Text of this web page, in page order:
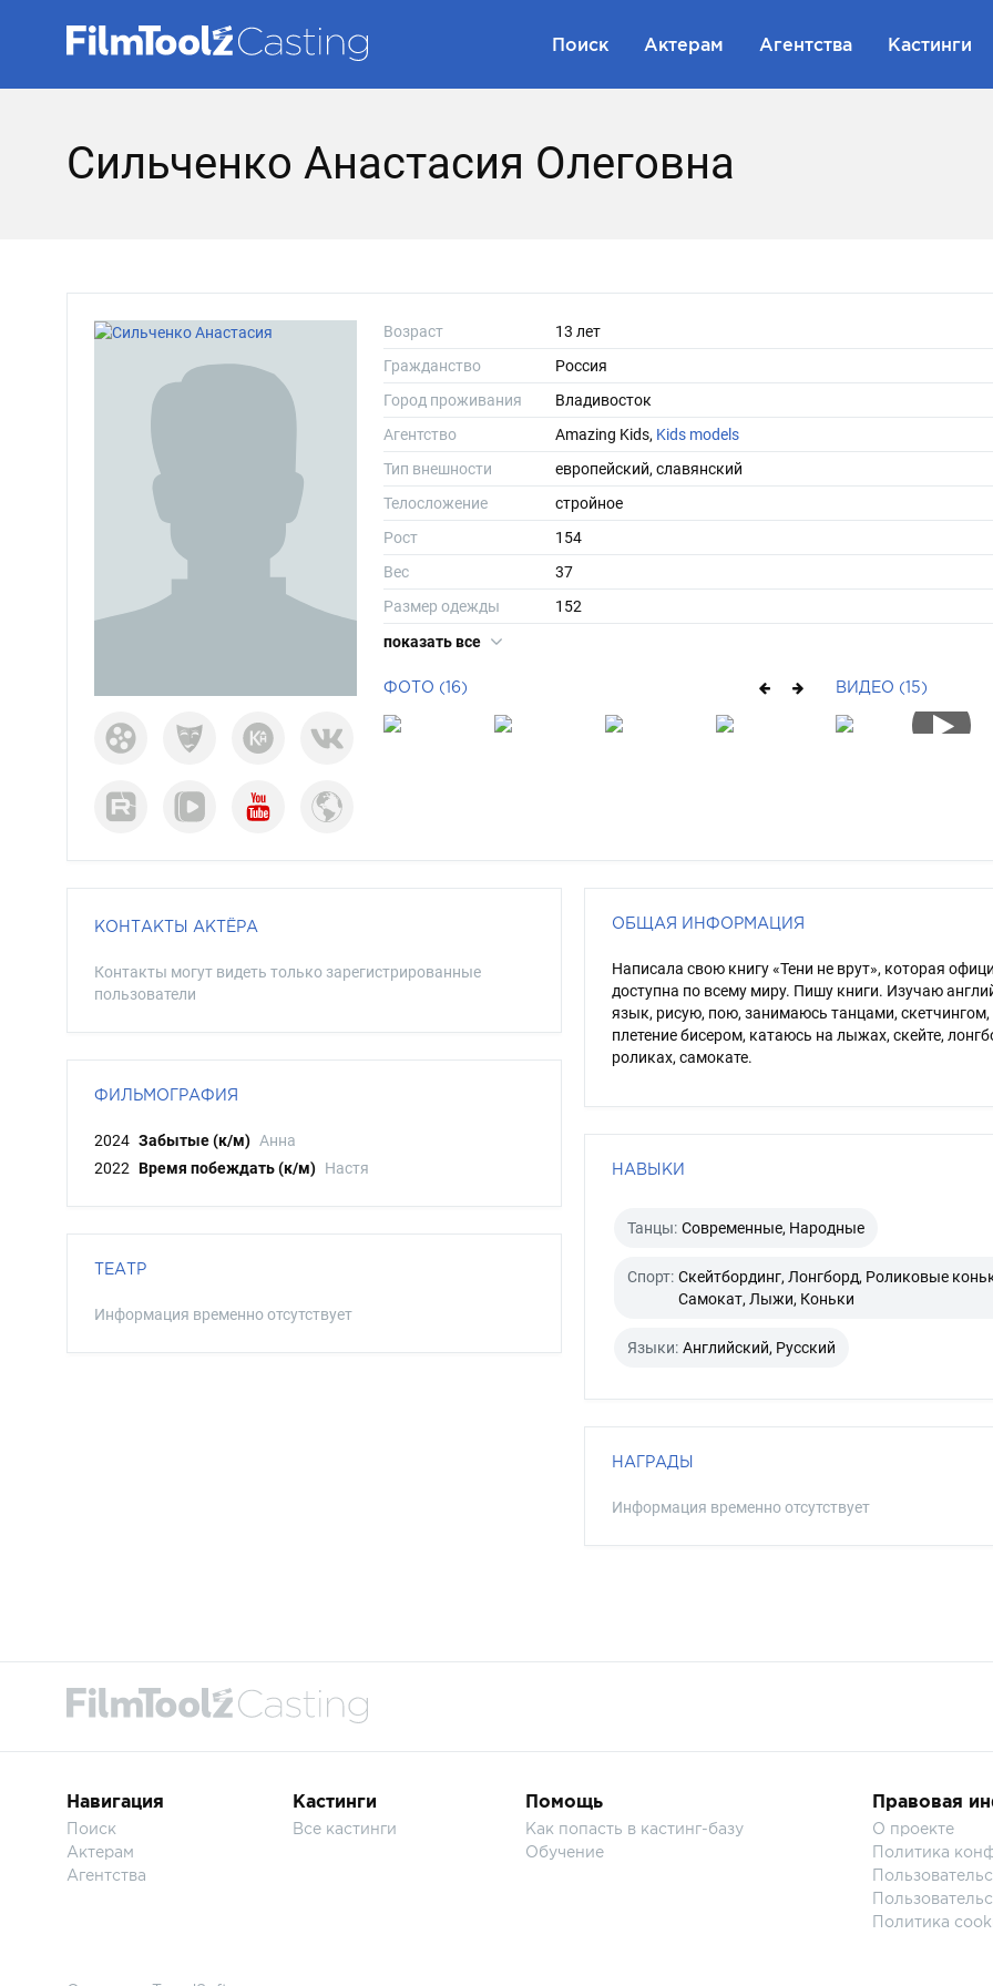
Поиск Актерам Агентства Кастинги
Сильченко Анастасия Олеговна
Возраст
13 лет
Гражданство
Россия
Город проживания
Владивосток
Агентство
Amazing Kids, Kids models
Тип внешности
европейский, славянский
Телосложение
стройное
Рост
154
Вес
37
Размер одежды
152
Размер обуви
показать все
ФОТО (16) ВИДЕО (15)
КОНТАКТЫ АКТЁРА
Контакты могут видеть только зарегистрированные
пользователи
ФИЛЬМОГРАФИЯ
2024 Забытые (к/м) Анна
2022 Время побеждать (к/м) Настя
ТЕАТР
Информация временно отсутствует
ОБЩАЯ ИНФОРМАЦИЯ
Написала свою книгу «Тени не врут», которая
доступна по всему миру. Пишу книги. Изучаю
язык, рисую, пою, занимаюсь танцами, скетчингом,
плетение бисером, катаюсь на лыжах, скейте,
роликах, самокате.
НАВЫКИ
Танцы: Современные, Народные
Спорт: Скейтбординг, Лонгборд, Роликовые
Самокат, Лыжи, Коньки
Языки: Английский, Русский
НАГРАДЫ
Информация временно отсутствует
Навигация
Поиск
Актерам
Агентства
Кастинги
Все кастинги
Помощь
Как попасть в кастинг-базу
Обучение
Правовая
О проекте
Политика
Политика